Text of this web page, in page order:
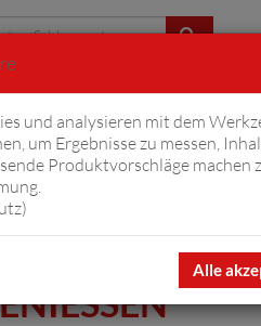
und analysieren mit dem
um Ergebnisse zu messen,
Produktvorschläge machen
)
Alle